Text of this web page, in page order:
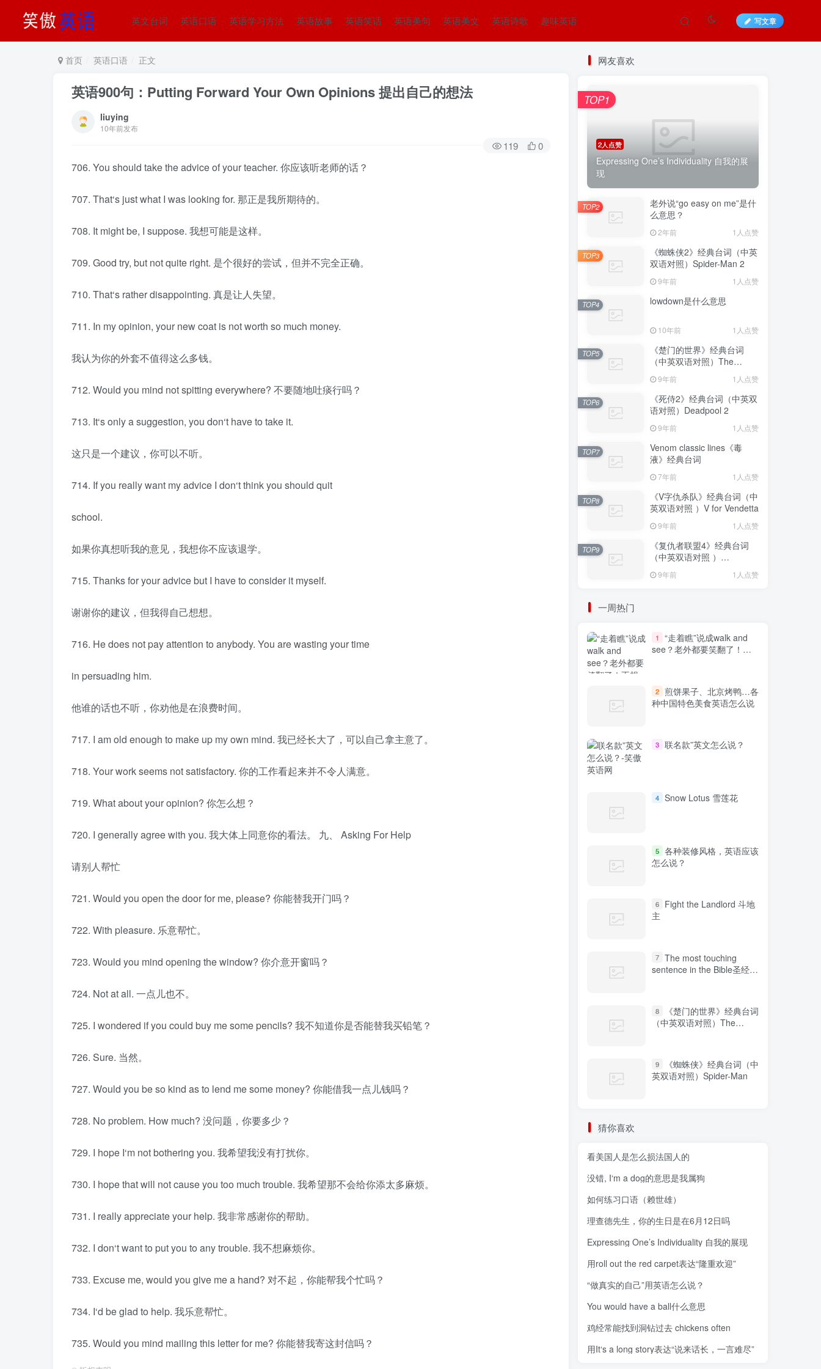
英文台词 英语口语 英语学习方法 英语故事 英语笑话 英语美句 英语美文 英语诗歌 趣味英语 写文章
首页 英语口语 正文
英语900句：Putting Forward Your Own Opinions 提出自己的想法
liuying
10年前发布
119 0
706. You should take the advice of your teacher. 你应该听老师的话？
707. That‘s just what I was looking for. 那正是我所期待的。
708. It might be, I suppose. 我想可能是这样。
709. Good try, but not quite right. 是个很好的尝试，但并不完全正确。
710. That‘s rather disappointing. 真是让人失望。
711. In my opinion, your new coat is not worth so much money.
我认为你的外套不值得这么多钱。
712. Would you mind not spitting everywhere? 不要随地吐痰行吗？
713. It‘s only a suggestion, you don‘t have to take it.
这只是一个建议，你可以不听。
714. If you really want my advice I don‘t think you should quit
school.
如果你真想听我的意见，我想你不应该退学。
715. Thanks for your advice but I have to consider it myself.
谢谢你的建议，但我得自己想想。
716. He does not pay attention to anybody. You are wasting your time
in persuading him.
他谁的话也不听，你劝他是在浪费时间。
717. I am old enough to make up my own mind. 我已经长大了，可以自己拿主意了。
718. Your work seems not satisfactory. 你的工作看起来并不令人满意。
719. What about your opinion? 你怎么想？
720. I generally agree with you. 我大体上同意你的看法。 九、 Asking For Help
请别人帮忙
721. Would you open the door for me, please? 你能替我开门吗？
722. With pleasure. 乐意帮忙。
723. Would you mind opening the window? 你介意开窗吗？
724. Not at all. 一点儿也不。
725. I wondered if you could buy me some pencils? 我不知道你是否能替我买铅笔？
726. Sure. 当然。
727. Would you be so kind as to lend me some money? 你能借我一点儿钱吗？
728. No problem. How much? 没问题，你要多少？
729. I hope I‘m not bothering you. 我希望我没有打扰你。
730. I hope that will not cause you too much trouble. 我希望那不会给你添太多麻烦。
731. I really appreciate your help. 我非常感谢你的帮助。
732. I don‘t want to put you to any trouble. 我不想麻烦你。
733. Excuse me, would you give me a hand? 对不起，你能帮我个忙吗？
734. I‘d be glad to help. 我乐意帮忙。
735. Would you mind mailing this letter for me? 你能替我寄这封信吗？
网友喜欢
2人点赞
Expressing One’s Individuality 自我的展
现
TOP1
老外说“go easy on me”是什
么意思？
2年前 1人点赞
TOP2
《蜘蛛侠2》经典台词（中英
双语对照）Spider-Man 2
9年前 1人点赞
TOP3
lowdown是什么意思
10年前 1人点赞
TOP4
《楚门的世界》经典台词
（中英双语对照）The
9年前 1人点赞
TOP5
《死侍2》经典台词（中英双
语对照）Deadpool 2
9年前 1人点赞
TOP6
Venom classic lines《毒
液》经典台词
7年前 1人点赞
TOP7
《V字仇杀队》经典台词（中
英双语对照 ）V for Vendetta
9年前 1人点赞
TOP8
《复仇者联盟4》经典台词
（中英双语对照 ）
Avengers: Endgame
9年前 1人点赞
TOP9
一周热门
1
“走着瞧”说成walk and
see？老外都要笑翻了！不
2 煎饼果子、北京烤鸭…各
种中国特色美食英语怎么说
3 联名款”英文怎么说？
4 Snow Lotus 雪莲花
5 各种装修风格，英语应该
怎么说？
6
Fight the Landlord 斗地
主
7 The most touching
sentence in the Bible圣经中
8
《楚门的世界》经典台词
（中英双语对照）The
9
《蜘蛛侠》经典台词（中
英双语对照）Spider-Man
猜你喜欢
看美国人是怎么损法国人的
没错, I‘m a dog的意思是我属狗
如何练习口语（赖世雄）
理查德先生，你的生日是在6月12日吗
Expressing One’s Individuality 自我的展现
用roll out the red carpet表达“隆重欢迎”
“做真实的自己”用英语怎么说？
You would have a ball什么意思
鸡经常能找到洞钻过去 chickens often
用It‘s a long story表达“说来话长，一言难尽”